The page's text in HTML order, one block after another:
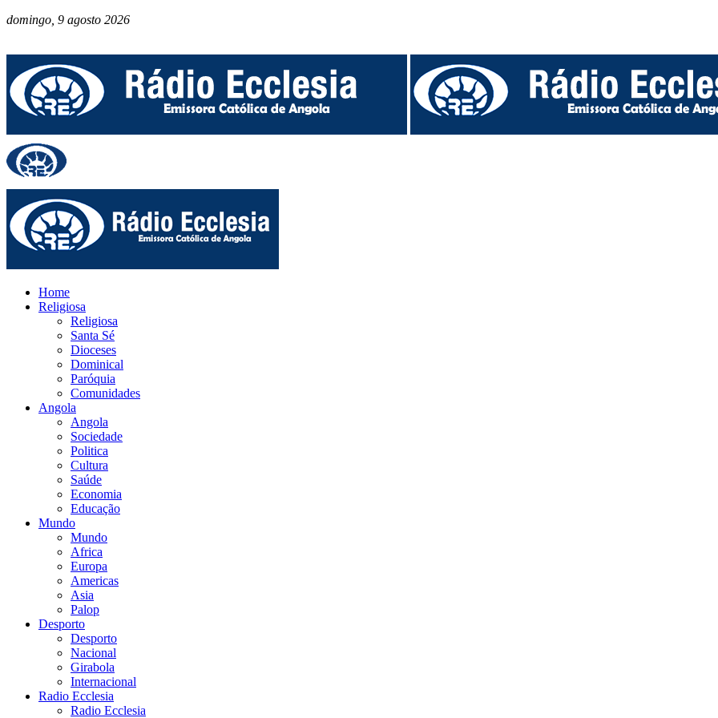
domingo, 9 agosto 2026
Home
Religiosa
Religiosa
Santa Sé
Dioceses
Dominical
Paróquia
Comunidades
Angola
Angola
Sociedade
Politica
Cultura
Saúde
Economia
Educação
Mundo
Mundo
Africa
Europa
Americas
Asia
Palop
Desporto
Desporto
Nacional
Girabola
Internacional
Radio Ecclesia
Radio Ecclesia